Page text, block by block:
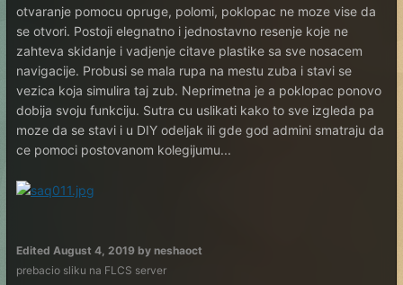
otvaranje pomocu opruge, polomi, poklopac ne moze vise da
se otvori. Postoji elegnatno i jednostavno resenje koje ne
zahteva skidanje i vadjenje citave plastike sa sve nosacem
navigacije. Probusi se mala rupa na mestu zuba i stavi se
vezica koja simulira taj zub. Neprimetna je a poklopac ponovo
dobija svoju funkciju. Sutra cu uslikati kako to sve izgleda pa
moze da se stavi i u DIY odeljak ili gde god admini smatraju da
ce pomoci postovanom kolegijumu...
Edited August 4, 2019 by neshaoct
prebacio sliku na FLCS server